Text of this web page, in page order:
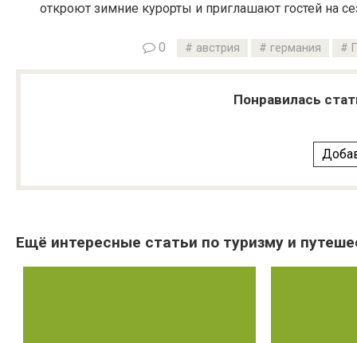
откроют зимние курорты и приглашают гостей на
0 австрия германия
Понравилась
Ещё интересные статьи по туризму и